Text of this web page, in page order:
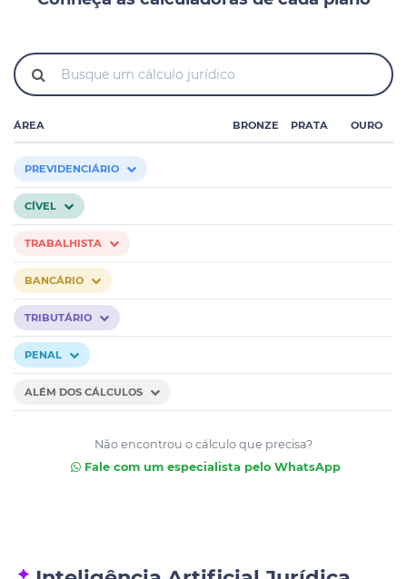
ÁREA BRONZE PRATA OURO
PREVIDENCIÁRIO
CÍVEL
TRABALHISTA
BANCÁRIO
TRIBUTÁRIO
PENAL
ALÉM DOS CÁLCULOS
Não encontrou o cálculo que precisa?
Fale com um especialista pelo WhatsApp